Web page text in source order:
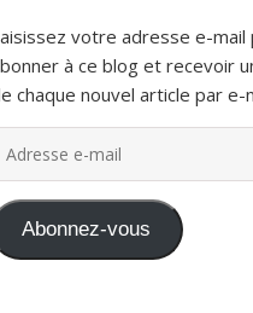
votre adresse e-mail
à ce blog et recevoir
chaque nouvel article par e-
Abonnez-vous